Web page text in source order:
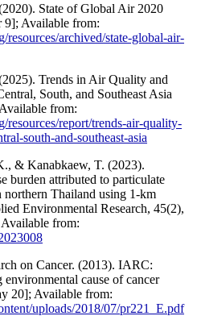
State of Global Air 2020
9]; Available from:
archived/state-global-air-
Trends in Air Quality and
South, and Southeast Asia
from:
resources/report/trends-air-quality-
south-and-southeast-asia
& Kanabkaew, T. (2023).
burden attributed to particulate
northern Thailand using 1-km
Environmental Research, 45(2),
from:
on Cancer. (2013). IARC:
cause of cancer
20]; Available from:
uploads/2018/07/pr221_E.pdf